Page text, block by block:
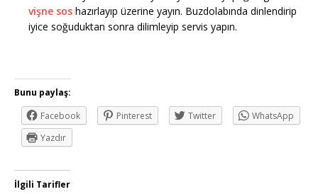
vişne sos hazırlayıp üzerine yayın. Buzdolabında dinlendirip
iyice soğuduktan sonra dilimleyip servis yapın.
Bunu paylaş:
Facebook
Pinterest Twitter
WhatsApp
Yazdır
İlgili Tarifler